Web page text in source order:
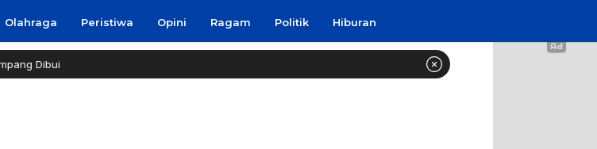
Olahraga Peristiwa Opini Ragam Politik Hiburan